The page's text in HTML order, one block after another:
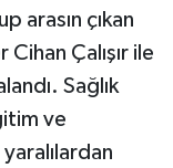
arasın çıkan
Cihan Çalışır ile
Sağlık
ve